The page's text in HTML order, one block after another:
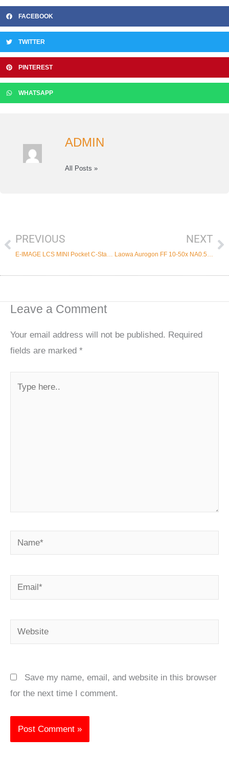
FACEBOOK
TWITTER
PINTEREST
WHATSAPP
ADMIN
All Posts »
PrevPREVIOUS
E-IMAGE LCS MINI Pocket C-Stand Imut yang Sangat Portable
NEXT
Laowa Aurogon FF 10-50x NA0.5 APO : Revolusioner Super Micro
Leave a Comment
Your email address will not be published. Required
fields are marked *
here..
Name*
Email*
Website
Save my name, email, and website in this browser
for the next time I comment.